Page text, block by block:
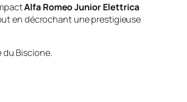
Alfa Romeo Junior Elettrica
en décrochant une prestigieuse
Biscione.